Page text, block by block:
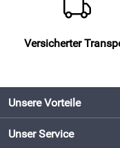
Versicherter
Unsere Vorteile
Produkte original
Unser Service